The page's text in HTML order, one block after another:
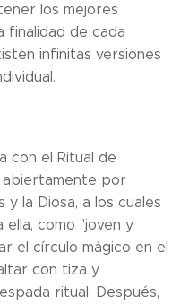
los mejores
finalidad de cada
infinitas versiones
con el Ritual de
por
y la Diosa, a los cuales
ella, como "joven y
el círculo mágico en el
con tiza y
ritual. Después,